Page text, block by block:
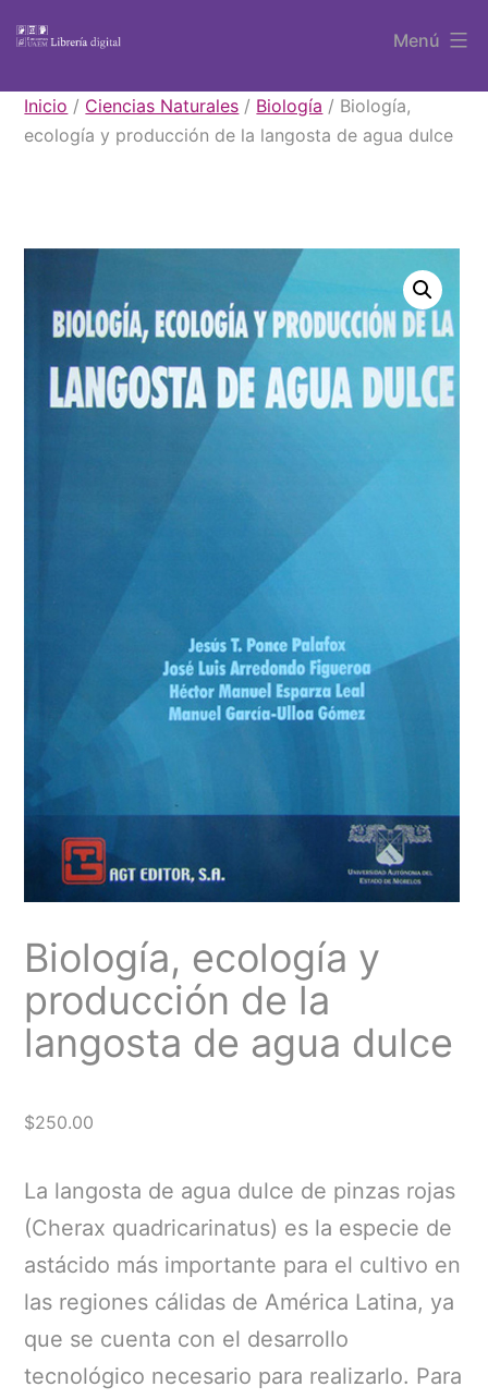
contenido
Libros
UAEM
Menú
Inicio / Ciencias Naturales / Biología / Biología,
ecología y producción de la langosta de agua dulce
Biología, ecología y
producción de la
langosta de agua dulce
$250.00
La langosta de agua dulce de pinzas rojas
(Cherax quadricarinatus) es la especie de
astácido más importante para el cultivo en
las regiones cálidas de América Latina, ya
que se cuenta con el desarrollo
tecnológico necesario para realizarlo. Para